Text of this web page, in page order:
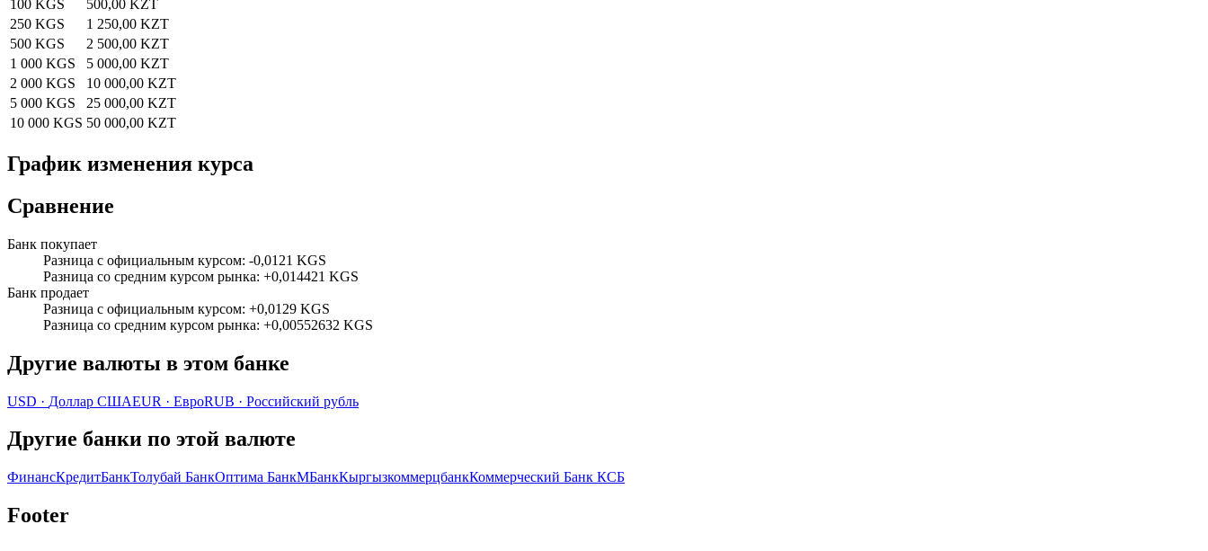
100 KGS
500,00 KZT
250 KGS
1 250,00 KZT
500 KGS
2 500,00 KZT
1 000 KGS
5 000,00 KZT
2 000 KGS
10 000,00 KZT
5 000 KGS
25 000,00 KZT
10 000 KGS 50 000,00 KZT
График изменения курса
Сравнение
Банк покупает
Разница с официальным курсом: -0,0121 KGS
Разница со средним курсом рынка: +0,014421 KGS
Банк продает
Разница с официальным курсом: +0,0129 KGS
Разница со средним курсом рынка: +0,00552632 KGS
Другие валюты в этом банке
USD · Доллар СШАEUR · ЕвроRUB · Российский рубль
Другие банки по этой валюте
ФинансКредитБанкТолубай БанкОптима БанкМБанкКыргызкоммерцбанкКоммерческий Банк КСБ
Footer